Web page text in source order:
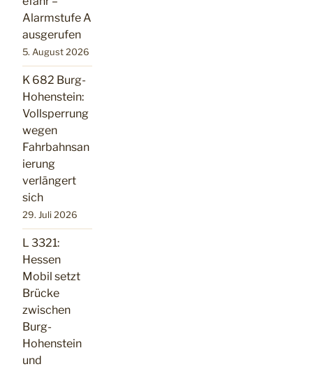
Alarmstufe A
ausgerufen
5. August 2026
K 682 Burg-
Hohenstein:
Vollsperrung
wegen
Fahrbahnsan
ierung
verlängert
sich
29. Juli 2026
L 3321:
Hessen
Mobil setzt
Brücke
zwischen
Burg-
Hohenstein
und